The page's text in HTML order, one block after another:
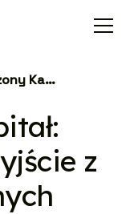
Zamrożony Kapitał: Strategiczne Wyjście z Nieproduktywnych Aktywów
z